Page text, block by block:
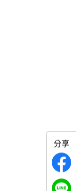
分享